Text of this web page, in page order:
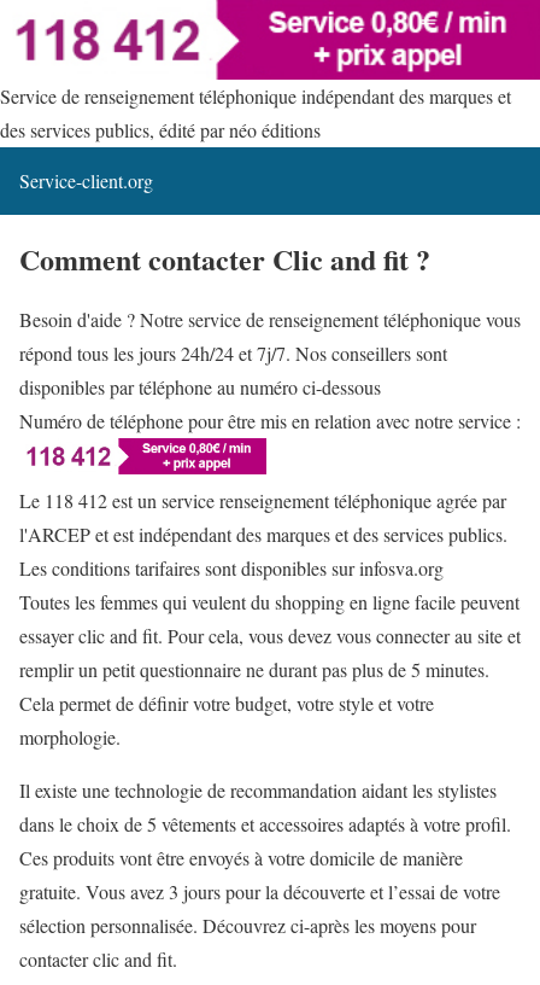
Service de renseignement téléphonique indépendant des marques et
des services publics, édité par néo éditions
Service-client.org
Comment contacter Clic and fit ?
Besoin d'aide ? Notre service de renseignement téléphonique vous
répond tous les jours 24h/24 et 7j/7. Nos conseillers sont
disponibles par téléphone au numéro ci-dessous
Numéro de téléphone pour être mis en relation avec notre service :
Le 118 412 est un service renseignement téléphonique agrée par
l'ARCEP et est indépendant des marques et des services publics.
Les conditions tarifaires sont disponibles sur infosva.org
Toutes les femmes qui veulent du shopping en ligne facile peuvent
essayer clic and fit. Pour cela, vous devez vous connecter au site et
remplir un petit questionnaire ne durant pas plus de 5 minutes.
Cela permet de définir votre budget, votre style et votre
morphologie.
Il existe une technologie de recommandation aidant les stylistes
dans le choix de 5 vêtements et accessoires adaptés à votre profil.
Ces produits vont être envoyés à votre domicile de manière
gratuite. Vous avez 3 jours pour la découverte et l’essai de votre
sélection personnalisée. Découvrez ci-après les moyens pour
contacter clic and fit.